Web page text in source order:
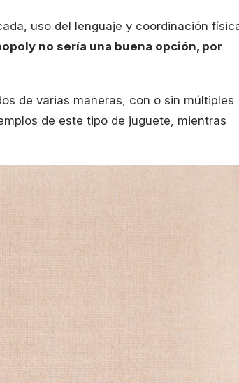
uso del lenguaje y coordinación
no sería una buena opción, por
de varias maneras, con o sin múltiples
de este tipo de juguete, mientras